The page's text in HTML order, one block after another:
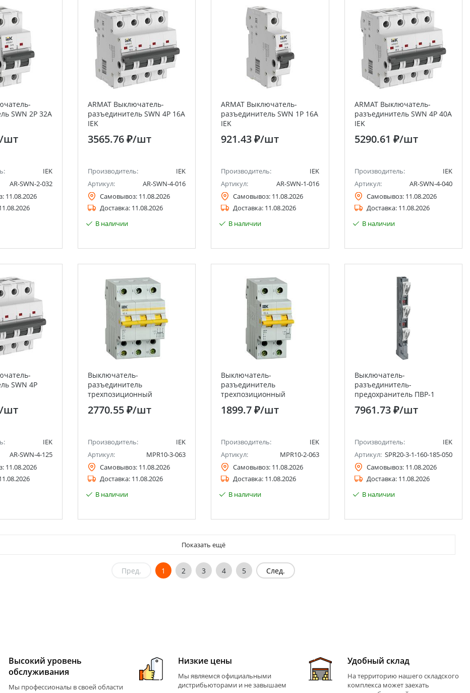
SWN 2P 32А
шт
IEK
AR-SWN-2-032
11.08.2026
ARMAT Выключатель-
разъединитель SWN 4P 16А
IEK
3565.76 ₽/шт
Производитель:
IEK
Артикул:
AR-SWN-4-016
Самовывоз: 11.08.2026
Доставка: 11.08.2026
В наличии
ARMAT Выключатель-
разъединитель SWN 1P 16А
IEK
921.43 ₽/шт
Производитель:
IEK
Артикул:
AR-SWN-1-016
Самовывоз: 11.08.2026
Доставка: 11.08.2026
В наличии
ARMAT Выключатель-
разъединитель SWN 4P 40А
IEK
5290.61 ₽/шт
Производитель:
IEK
Артикул:
AR-SWN-4-040
Самовывоз: 11.08.2026
Доставка: 11.08.2026
В наличии
SWN 4P
шт
IEK
AR-SWN-4-125
11.08.2026
Выключатель-
разъединитель
трехпозиционный
трехполюсный ВРТ-63 63А
IEK
2770.55 ₽/шт
Производитель:
IEK
Артикул:
MPR10-3-063
Самовывоз: 11.08.2026
Доставка: 11.08.2026
В наличии
Выключатель-
разъединитель
трехпозиционный
двухполюсный ВРТ-63 63А
IEK
1899.7 ₽/шт
Производитель:
IEK
Артикул:
MPR10-2-063
Самовывоз: 11.08.2026
Доставка: 11.08.2026
В наличии
Выключатель-
разъединитель-
предохранитель ПВР-1
вертикальный 160А 185мм
IEK
7961.73 ₽/шт
Производитель:
IEK
Артикул: SPR20-3-1-160-185-050
Самовывоз: 11.08.2026
Доставка: 11.08.2026
В наличии
Показать ещё
Пред. 1 2 3 4 5 След.
Высокий уровень
обслуживания
Мы профессионалы в своей области
Низкие цены
Мы являемся официальными
дистрибьюторами и не завышаем
Удобный склад
На территорию нашего складского
комплекса может заехать